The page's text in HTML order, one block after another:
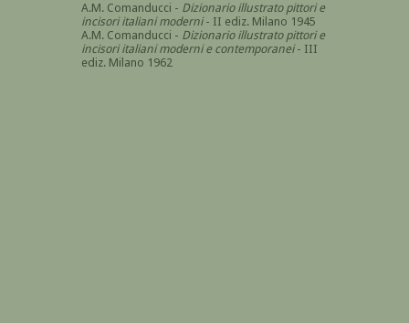
A.M. Comanducci - Dizionario illustrato pittori e
incisori italiani moderni- II ediz. Milano 1945
A.M. Comanducci - Dizionario illustrato pittori e
incisori italiani moderni e contemporanei- III
ediz. Milano 1962